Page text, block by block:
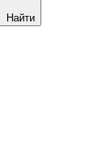
Найти